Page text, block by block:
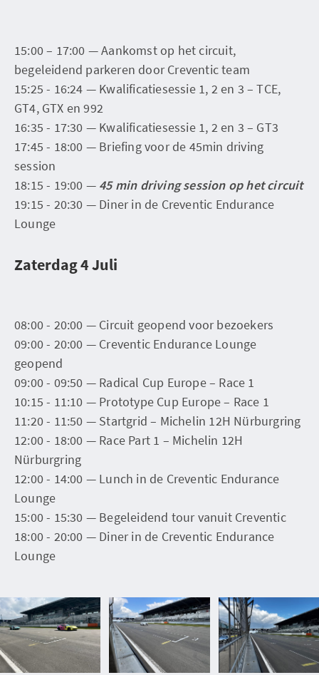
15:00 – 17:00 — Aankomst op het circuit,
begeleidend parkeren door Creventic team
15:25 - 16:24 — Kwalificatiesessie 1, 2 en 3 – TCE,
GT4, GTX en 992
16:35 - 17:30 — Kwalificatiesessie 1, 2 en 3 – GT3
17:45 - 18:00 — Briefing voor de 45min driving
session
18:15 - 19:00 — 45 min driving session op het circuit
19:15 - 20:30 — Diner in de Creventic Endurance
Lounge
Zaterdag 4 Juli
08:00 - 20:00 — Circuit geopend voor bezoekers
09:00 - 20:00 — Creventic Endurance Lounge
geopend
09:00 - 09:50 — Radical Cup Europe – Race 1
10:15 - 11:10 — Prototype Cup Europe – Race 1
11:20 - 11:50 — Startgrid – Michelin 12H Nürburgring
12:00 - 18:00 — Race Part 1 – Michelin 12H
Nürburgring
12:00 - 14:00 — Lunch in de Creventic Endurance
Lounge
15:00 - 15:30 — Begeleidend tour vanuit Creventic
18:00 - 20:00 — Diner in de Creventic Endurance
Lounge